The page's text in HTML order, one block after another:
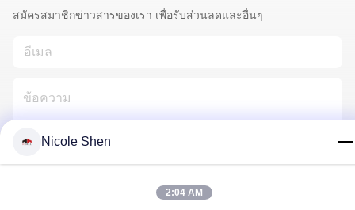
สมัครสมาชิกข่าวสารของเรา เพื่อรับส่วนลดและอื่นๆ
Nicole Shen
2:04 AM